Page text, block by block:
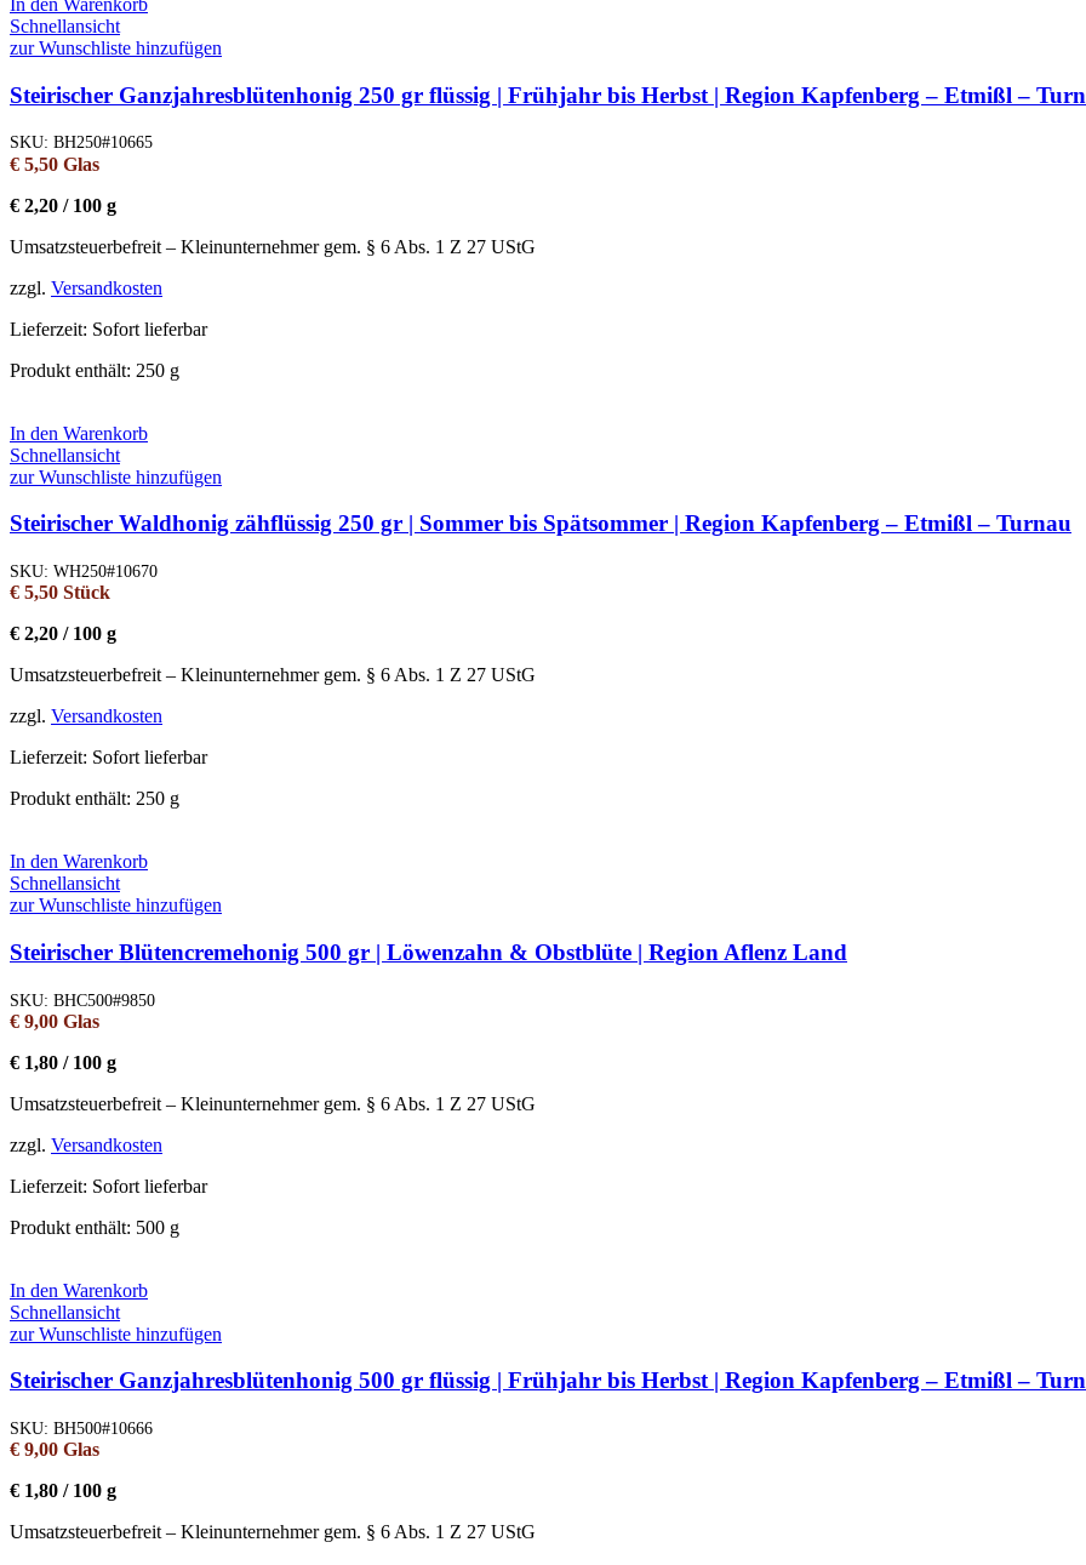
Schnellansicht
zur Wunschliste hinzufügen
Steirischer Ganzjahresblütenhonig 250 gr flüssig | Frühjahr bis Herbst | Region Kapfenberg – Etmißl –
SKU: BH250#10665
€ 5,50 Glas
€ 2,20 / 100 g
Umsatzsteuerbefreit – Kleinunternehmer gem. § 6 Abs. 1 Z 27 UStG
zzgl. Versandkosten
Lieferzeit: Sofort lieferbar
Produkt enthält: 250 g
In den Warenkorb
Schnellansicht
zur Wunschliste hinzufügen
Steirischer Waldhonig zähflüssig 250 gr | Sommer bis Spätsommer | Region Kapfenberg – Etmißl – Turnau
SKU: WH250#10670
€ 5,50 Stück
€ 2,20 / 100 g
Umsatzsteuerbefreit – Kleinunternehmer gem. § 6 Abs. 1 Z 27 UStG
zzgl. Versandkosten
Lieferzeit: Sofort lieferbar
Produkt enthält: 250 g
In den Warenkorb
Schnellansicht
zur Wunschliste hinzufügen
Steirischer Blütencremehonig 500 gr | Löwenzahn & Obstblüte | Region Aflenz Land
SKU: BHC500#9850
€ 9,00 Glas
€ 1,80 / 100 g
Umsatzsteuerbefreit – Kleinunternehmer gem. § 6 Abs. 1 Z 27 UStG
zzgl. Versandkosten
Lieferzeit: Sofort lieferbar
Produkt enthält: 500 g
In den Warenkorb
Schnellansicht
zur Wunschliste hinzufügen
Steirischer Ganzjahresblütenhonig 500 gr flüssig | Frühjahr bis Herbst | Region Kapfenberg – Etmißl –
SKU: BH500#10666
€ 9,00 Glas
€ 1,80 / 100 g
Umsatzsteuerbefreit – Kleinunternehmer gem. § 6 Abs. 1 Z 27 UStG